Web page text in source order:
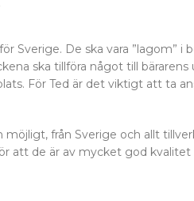
Sverige. De ska vara ”lagom” i
ska tillföra något till
För Ted är det viktigt att ta
från Sverige och allt
att de är av mycket god